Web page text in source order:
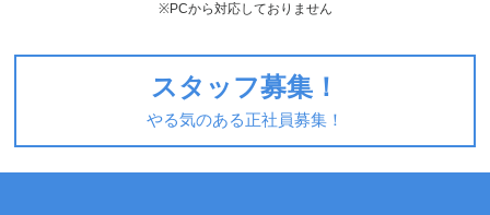
※PCから対応しておりません
スタッフ募集！
やる気のある正社員募集！